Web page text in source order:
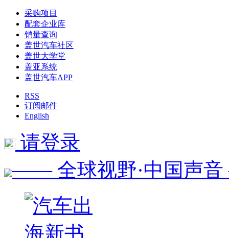
采购项目
配套企业库
销量查询
盖世汽车社区
盖世大学堂
盖亚系统
盖世汽车APP
RSS
订阅邮件
English
请登录
—— 全球视野·中国声